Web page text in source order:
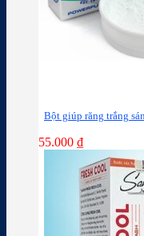
Bột giúp răng trắng
55.000 ₫